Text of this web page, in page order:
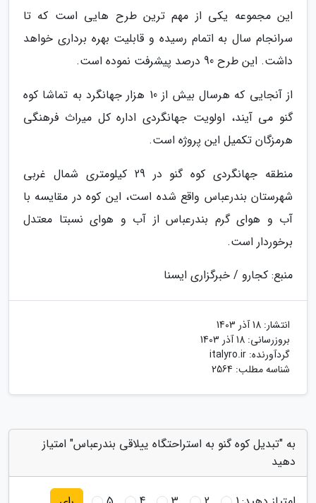
این مجموعه یکی از مهم ترین طرح هایی است که تا
سرانجام سال به اتمام رسیده و قابلیت بهره برداری خواهد
داشت. این طرح 90 درصد پیشرفت نموده است.
از آنجایی که هرسال بیش از 10 هزار جهانگرد به تماشا کوه
گنو می آیند، اولویت جهانگردی اداره کل میراث فرهنگی
هرمزگان تکمیل این پروژه است.
منطقه جهانگردی کوه گنو در 29 کیلومتری شمال غربی
شهرستان بندرعباس واقع شده است، این کوه در مقایسه با
آب و هوای گرم بندرعباس از آب و هوای نسبتا معتدل
برخوردار است.
منبع: کجارو / خبرگزاری ایسنا
انتشار: 18 آذر 1403
بروزرسانی: 18 آذر 1403
گردآورنده: italyro.ir
شناسه مطلب: 2564
به "تبدیل کوه گنو به استراحتگاه ییلاقی بندرعباس" امتیاز
دهید